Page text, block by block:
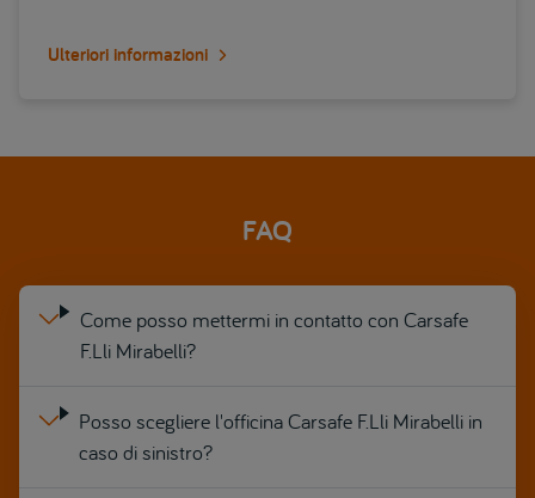
Ulteriori informazioni
FAQ
Come posso mettermi in contatto con Carsafe
F.Lli Mirabelli?
Posso scegliere l'officina Carsafe F.Lli Mirabelli in
caso di sinistro?